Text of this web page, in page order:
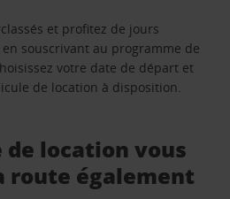
et profitez de jours
souscrivant au programme de
votre date de départ et
de location à disposition.
location vous
route également